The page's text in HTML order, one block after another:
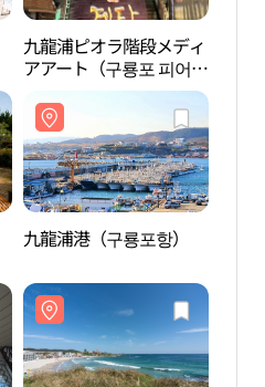
九龍浦ピオラ階段メディ
アアート（구룡포 피어
라계단 미디어아트）
九龍浦港（구룡포항）